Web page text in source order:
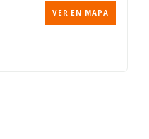
VER EN MAPA